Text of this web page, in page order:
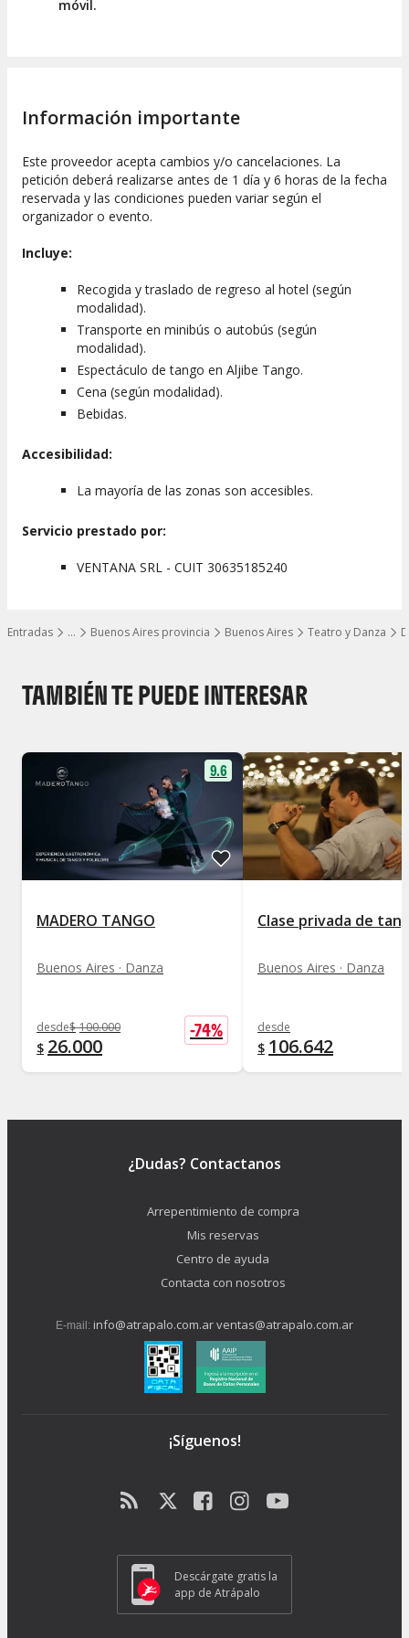
…
Mostrar todos los niveles
Entradas Buenos Aires provincia Buenos Aires Teatro y Danza
optar por asistir solo al espectáculo o combinarlo con una
cena.
Servicios incluidos
Recogida en hoteles del centro de Buenos Aires (no
disponible para apartamentos de alquiler).
Servicios no incluidos
Recogida en apartamentos de alquiler.
Transporte de regreso si se elige la opción de solo
espectáculo y se aloja en Palermo.
Lugar de encuentro
Aires o, en su defecto, deberéis dirigiros directamente a
móvil.
Información importante
Este proveedor acepta cambios y/o cancelaciones. La
petición deberá realizarse antes de 1 día y 6 horas de la fecha
reservada y las condiciones pueden variar según el
organizador o evento.
Incluye:
Recogida y traslado de regreso al hotel (según
modalidad).
Transporte en minibús o autobús (según
modalidad).
Espectáculo de tango en Aljibe Tango.
Cena (según modalidad).
Bebidas.
Accesibilidad:
La mayoría de las zonas son accesibles.
Servicio prestado por:
VENTANA SRL - CUIT 30635185240
TAMBIÉN TE PUEDE INTERESAR
9.6
MADERO TANGO
Buenos Aires · Danza
desde$ 100.000
$ 26.000
-74%
Clase privada de
Buenos Aires · Danza
desde
$ 106.642
¿Dudas? Contactanos
Arrepentimiento de compra
Mis reservas
Centro de ayuda
Contacta con nosotros
E-mail: info@atrapalo.com.arventas@atrapalo.com.ar
¡Síguenos!
Descárgate gratis la
app de Atrápalo